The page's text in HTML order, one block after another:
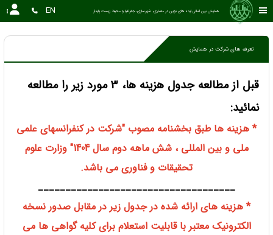
همایش بین المللی ایده های نوین در معماری، شهرسازی، جغرافیا و محیط زیست پایدار EN
تعرفه های شرکت در همایش
قبل از مطالعه جدول هزینه ها، 3 مورد زیر را مطالعه
نمائید:
* هزینه ها طبق بخشنامه مصوب "شرکت در کنفرانسهای علمی
ملی و بین المللی ، شش ماهه دوم سال 1404" وزارت علوم
تحقیقات و فناوری می باشد.
____________________________________
* هزینه های ارائه شده در جدول زیر در مقابل صدور نسخه
الکترونیک معتبر با قابلیت استعلام برای کلیه گواهی ها می